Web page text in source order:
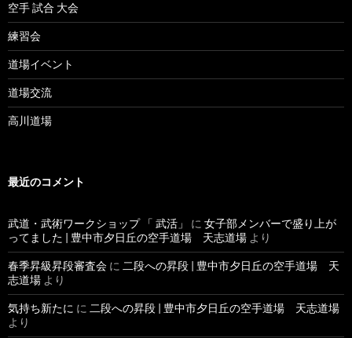
空手 試合 大会
練習会
道場イベント
道場交流
高川道場
最近のコメント
武道・武術ワークショップ 「 武活」 に 女子部メンバーで盛り上が
ってました | 豊中市夕日丘の空手道場 天志道場 より
春季昇級昇段審査会 に 二段への昇段 | 豊中市夕日丘の空手道場 天
志道場 より
気持ち新たに に 二段への昇段 | 豊中市夕日丘の空手道場 天志道場
より